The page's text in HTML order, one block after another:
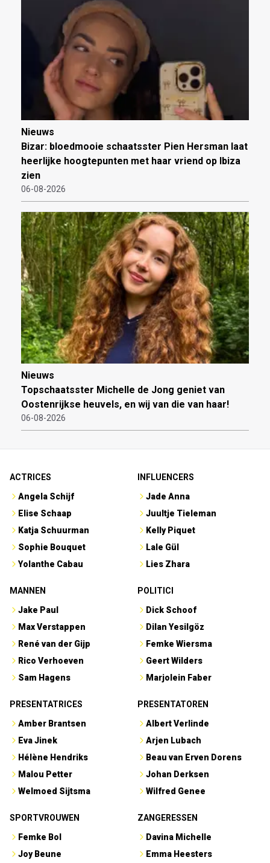
Nieuws
Bizar: bloedmooie schaatsster Pien Hersman laat
heerlijke hoogtepunten met haar vriend op Ibiza
zien
06-08-2026
Nieuws
Topschaatsster Michelle de Jong geniet van
Oostenrijkse heuvels, en wij van die van haar!
06-08-2026
ACTRICES
Angela Schijf
Elise Schaap
Katja Schuurman
Sophie Bouquet
Yolanthe Cabau
INFLUENCERS
Jade Anna
Juultje Tieleman
Kelly Piquet
Lale Gül
Lies Zhara
MANNEN
Jake Paul
Max Verstappen
René van der Gijp
Rico Verhoeven
Sam Hagens
POLITICI
Dick Schoof
Dilan Yesilgöz
Femke Wiersma
Geert Wilders
Marjolein Faber
PRESENTATRICES
Amber Brantsen
Eva Jinek
Hélène Hendriks
Malou Petter
Welmoed Sijtsma
PRESENTATOREN
Albert Verlinde
Arjen Lubach
Beau van Erven Dorens
Johan Derksen
Wilfred Genee
SPORTVROUWEN
Femke Bol
Joy Beune
ZANGERESSEN
Davina Michelle
Emma Heesters